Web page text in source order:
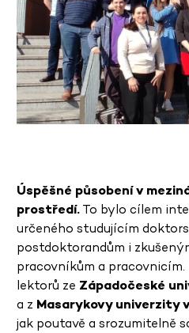
Úspěšné působení v
prostředí.To bylo cílem
určeného studujícím
postdoktorandům i
pracovníkům a
lektorů ze Západočeské
a z Masarykovy univerzity
jak poutavě a srozumitelně